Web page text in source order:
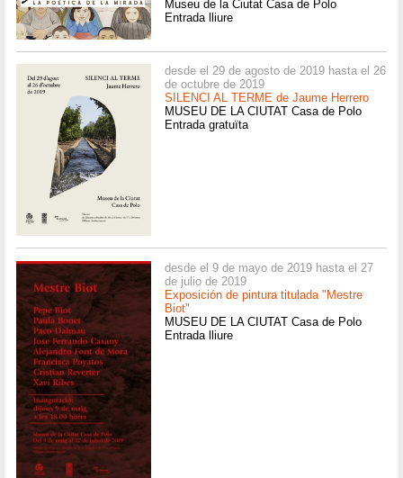
Museu de la Ciutat Casa de Polo
Entrada lliure
desde el 29 de agosto de 2019 hasta el 26
de octubre de 2019
SILENCI AL TERME de Jaume Herrero
MUSEU DE LA CIUTAT Casa de Polo
Entrada gratuïta
desde el 9 de mayo de 2019 hasta el 27
de julio de 2019
Exposición de pintura titulada "Mestre
Biot"
MUSEU DE LA CIUTAT Casa de Polo
Entrada lliure